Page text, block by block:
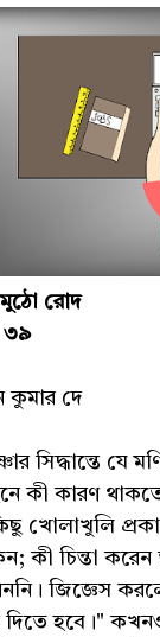
রোদ
৩৯
কুমার দে
সিদ্ধান্তে যে
কী কারণ
খোলাখুলি
কী চিন্তা
জিজ্ঞেস
দিতে হবে।"